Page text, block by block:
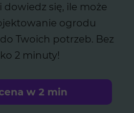
dowiedz się, ile może
ogrodu
Twoich potrzeb. Bez
2 minuty!
w 2 min